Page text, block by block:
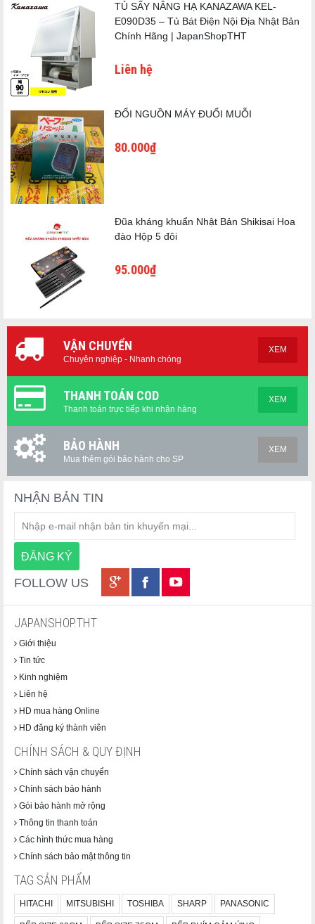
Những đặc điểm chính:
● Được làm bằng thép không gỉ cấp thực phẩm chất lượng cao
cho độ bền và an toàn tối ưu
● Dễ dàng làm sạch và bảo trì. Lau bằng vải ướt hoặc rửa bằng
nước sạch.
● Được thiết kế có tay cầm tiện lợi, dễ dàng treo và cất giữ.
● Gói thớt đa năng thích hợp để chế biến thực phẩm, cán bột,
TỦ SẤY NÂNG HẠ KANAZAWA KEL-
E090D35 – Tủ Bát Điện Nội Địa Nhật Bản
Chính Hãng | JapanShopTHT
Liên hệ
ĐỔI NGUỒN MÁY ĐUỔI MUỖI
80.000₫
Đũa kháng khuẩn Nhật Bản Shikisai Hoa
đào Hộp 5 đôi
95.000₫
VẬN CHUYỂN
Chuyên nghiệp - Nhanh chóng
XEM
THANH TOÁN COD
Thanh toán trực tiếp khi nhận hàng
XEM
BẢO HÀNH
Mua thêm gói bảo hành cho SP
XEM
NHẬN BẢN TIN
FOLLOW US
JAPANSHOP.THT
Giới thiệu
Tin tức
Kinh nghiệm
Liên hệ
HD mua hàng Online
HD đăng ký thành viên
CHÍNH SÁCH & QUY ĐỊNH
Chính sách vận chuyển
Chính sách bảo hành
Gói bảo hành mở rộng
Thông tin thanh toán
Các hình thức mua hàng
Chính sách bảo mật thông tin
TAG SẢN PHẨM
HITACHI MITSUBISHI TOSHIBA SHARP PANASONIC